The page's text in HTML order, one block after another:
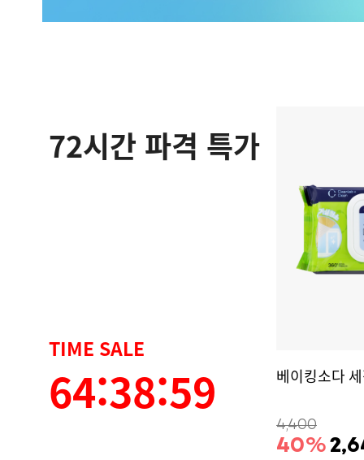
72시간 파격 특가
TIME SALE
64:38:58 베이킹소다
4,400
40%